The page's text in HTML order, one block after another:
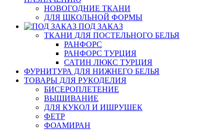
НОВОГОДНИЕ ТКАНИ
ДЛЯ ШКОЛЬНОЙ ФОРМЫ
ПОД ЗАКАЗ
ТКАНИ ДЛЯ ПОСТЕЛЬНОГО БЕЛЬЯ
РАНФОРС
РАНФОРС ТУРЦИЯ
САТИН ЛЮКС ТУРЦИЯ
ФУРНИТУРА ДЛЯ НИЖНЕГО БЕЛЬЯ
ТОВАРЫ ДЛЯ РУКОДЕЛИЯ
БИСЕРОПЛЕТЕНИЕ
ВЫШИВАНИЕ
ДЛЯ КУКОЛ И ИШРУШЕК
ФЕТР
ФОАМИРАН